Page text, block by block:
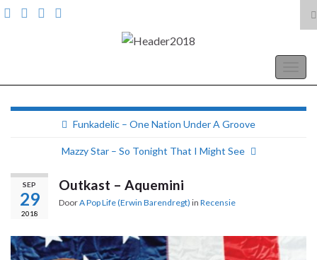
Search for:
Funkadelic – One Nation Under A Groove
Mazzy Star – So Tonight That I Might See
SEP
29
2018
Outkast – Aquemini
DoorA Pop Life (Erwin Barendregt) in Recensie